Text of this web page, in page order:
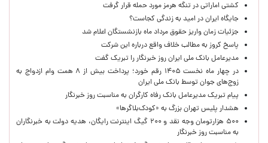
کشتی اماراتی در تنگه هرمز مورد حمله قرار گرفت
جایگاه ایران در امید به زندگی کجاست؟
جزئیات زمان واریز حقوق مرداد ماه بازنشستگان اعلام شد
پاسخ کروز به مطالب خلاف واقع درباره این شرکت
مدیرعامل بانک ملی ایران روز خبرنگار را تبریک گفت
در چهار ماه نخست ۱۴۰۵ رقم خورد؛ پرداخت بیش از ۸ همت وام ازدواج به
زوج‌های جوان توسط بانک ملی ایران
پیام تبریک مدیرعامل بانک رفاه کارگران به مناسبت روز خبرنگار
هشدار پلیس تهران بزرگ به «کودک‌بلاگرها»
۵۰۰ هزارتومان وجه نقد و ۲۰۰ گیگ اینترنت رایگان، هدیه دولت به خبرنگاران
به مناسبت روز خبرنگار